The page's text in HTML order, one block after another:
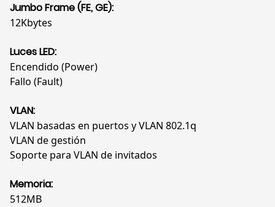
Jumbo Frame (FE, GE):
12Kbytes
Luces LED:
Encendido (Power)
Fallo (Fault)
VLAN:
VLAN basadas en puertos y VLAN 802.1q
VLAN de gestión
Soporte para VLAN de invitados
Memoria:
512MB